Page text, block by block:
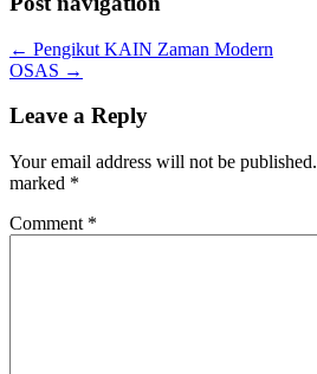
← Pengikut KAIN Zaman Modern
OSAS →
Leave a Reply
Your email address will not be published.
marked *
Comment *